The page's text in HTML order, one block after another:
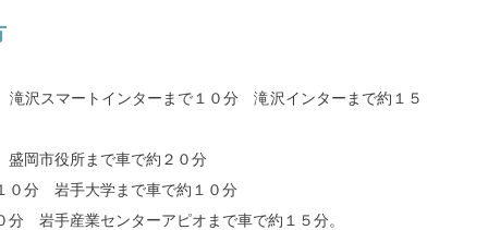
沢スマートインターまで１０分 滝沢インターまで約１５
岡市役所まで車で約２０分
０分 岩手大学まで車で約１０分
分 岩手産業センターアピオまで車で約１５分。